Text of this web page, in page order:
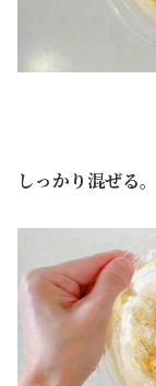
しっかり混ぜる。